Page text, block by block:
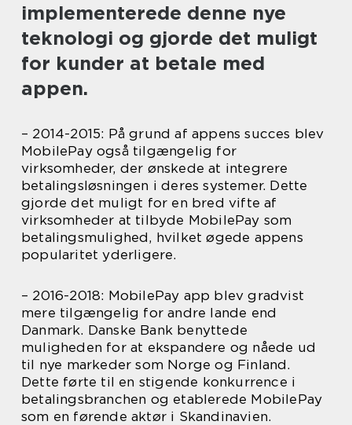
implementerede denne nye
teknologi og gjorde det muligt
for kunder at betale med
appen.
– 2014-2015: På grund af appens succes blev
MobilePay også tilgængelig for
virksomheder, der ønskede at integrere
betalingsløsningen i deres systemer. Dette
gjorde det muligt for en bred vifte af
virksomheder at tilbyde MobilePay som
betalingsmulighed, hvilket øgede appens
popularitet yderligere.
– 2016-2018: MobilePay app blev gradvist
mere tilgængelig for andre lande end
Danmark. Danske Bank benyttede
muligheden for at ekspandere og nåede ud
til nye markeder som Norge og Finland.
Dette førte til en stigende konkurrence i
betalingsbranchen og etablerede MobilePay
som en førende aktør i Skandinavien.